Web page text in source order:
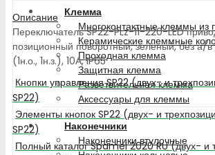
Клемма
Многоконтактные клеммы из
Керамические клеммные
Проходная клемма
Защитная клемма
Разветвительная клемма
Аксессуары для клеммы
Наконечники
Наконечники втулочные
Описание
Переключатель SP22-PLz-11-220-LED
позиционный поворотный, зелёный, без а/в
(1н.о., 1н.з.), 10А, IP65
Кнопки управления SP22 (двух- и
SP22)
Элементы кнопок SP22 (двух- и
SP22)
Полный каталог Spamel 2020 RU (двух- и